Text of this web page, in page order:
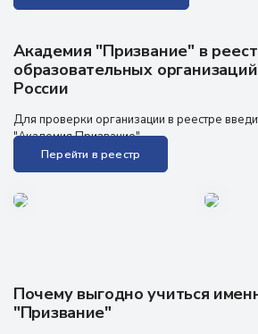
Академия "Призвание" в
образовательных
России
Для проверки организации в реестре
"Академия Призвание"
Перейти в реестр
Почему выгодно учиться
"Призвание"